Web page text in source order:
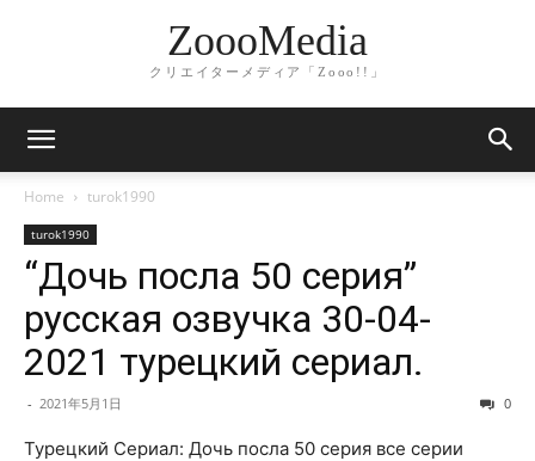
ZoooMedia
クリエイターメディア「Zooo!!」
Home turok1990
turok1990
“Дочь посла 50 серия”
русская озвучка 30-04-
2021 турецкий сериал.
- 2021年5月1日 0
Турецкий Сериал: Дочь посла 50 серия все серии